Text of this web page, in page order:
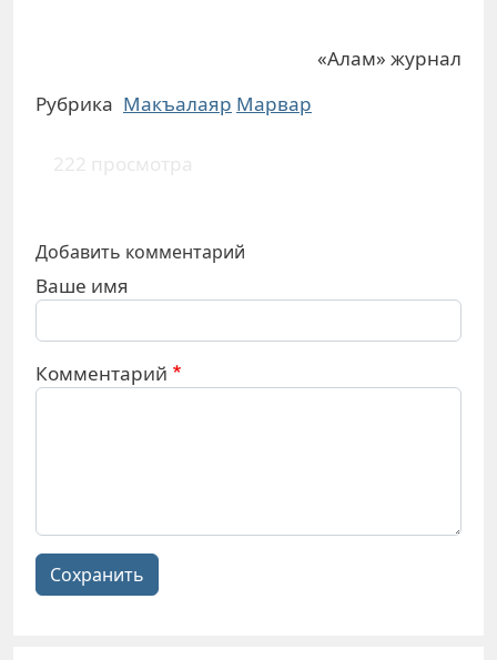
«Алам» журнал
Рубрика Макъалаяр Марвар
222 просмотра
Добавить комментарий
Ваше имя
Комментарий
Сохранить